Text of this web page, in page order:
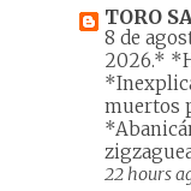
TORO
8 de
2026.*
muertos
22 hours